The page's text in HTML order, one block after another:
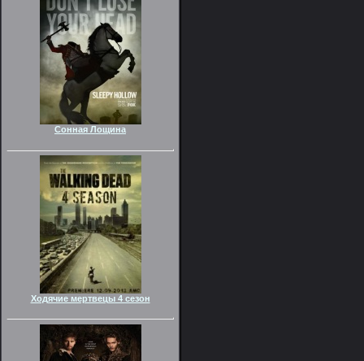
Сонная Лощина
Ходячие мертвецы 4 сезон